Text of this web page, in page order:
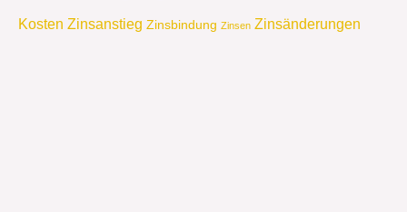
Kosten Zinsanstieg Zinsbindung Zinsen Zinsänderungen